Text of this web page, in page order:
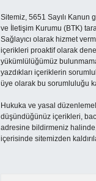
Sitemiz, 5651 Sayılı Kanun
ve İletişim Kurumu (BTK)
Sağlayıcı olarak hizmet
içerikleri proaktif olarak
yükümlülüğümüz
yazdıkları içeriklerin
üye olarak bu sorumluluğu
Hukuka ve yasal
düşündüğünüz içerikleri,
adresine bildirmeniz
içerisinde sitemizden